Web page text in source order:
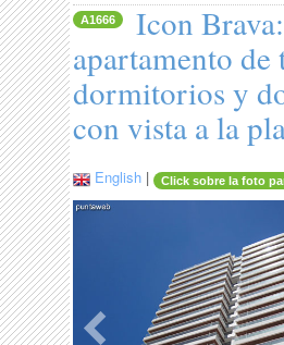
A1666
Icon Brava:
apartamento de
dormitorios y
con vista a la
English | Click sobre la foto